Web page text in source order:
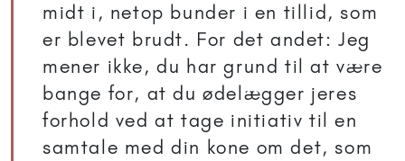
midt i, netop bunder i en tillid, som
er blevet brudt. For det andet: Jeg
mener ikke, du har grund til at være
bange for, at du ødelægger jeres
forhold ved at tage initiativ til en
samtale med din kone om det, som